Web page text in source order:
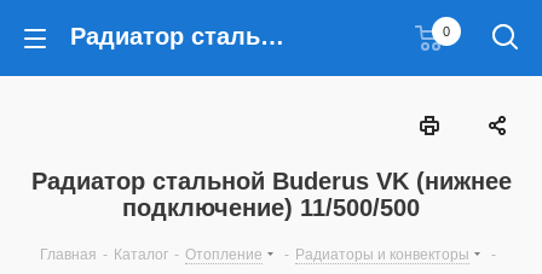
Радиатор стальной Buderus VK (нижнее подключение) 11/500/500 0
Радиатор стальной Buderus VK (нижнее
подключение) 11/500/500
Главная - Каталог - Отопление - Радиаторы и конвекторы
-